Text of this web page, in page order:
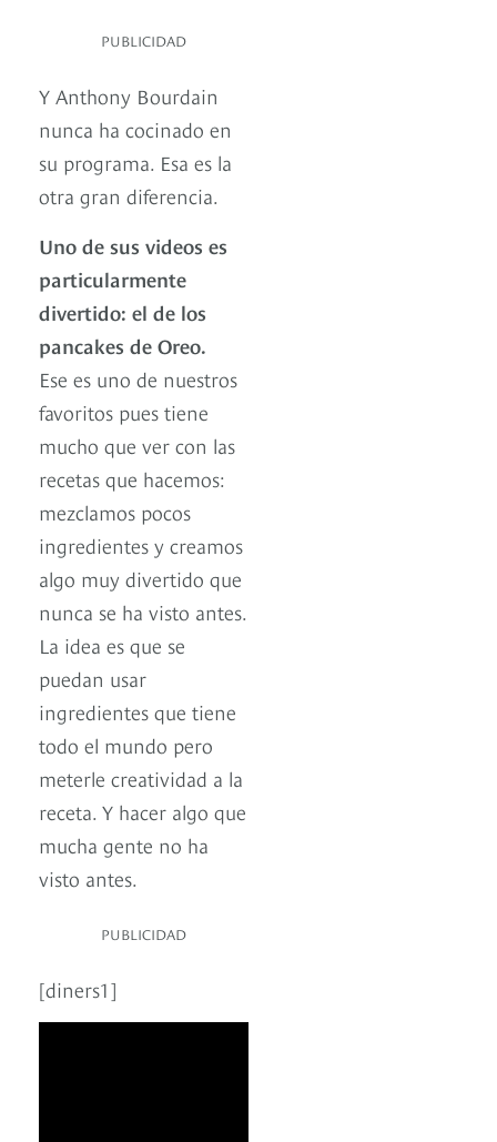
PUBLICIDAD
Y Anthony Bourdain
nunca ha cocinado en
su programa. Esa es la
otra gran diferencia.
Uno de sus videos es
particularmente
divertido: el de los
pancakes de Oreo.
Ese es uno de nuestros
favoritos pues tiene
mucho que ver con las
recetas que hacemos:
mezclamos pocos
ingredientes y creamos
algo muy divertido que
nunca se ha visto antes.
La idea es que se
puedan usar
ingredientes que tiene
todo el mundo pero
meterle creatividad a la
receta. Y hacer algo que
mucha gente no ha
visto antes.
PUBLICIDAD
[diners1]